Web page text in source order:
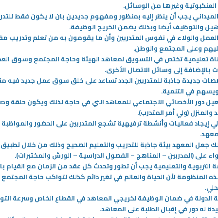
العامة للتعليم التطبيقي
تعزيز التوافق بين
ومعاهدها واحتياجات
وخلق فرص عمل تتناسب
والتدريب منذ تأسيسها في عام 1982م
كمؤسسة تعليمية على تسخير كافة
الإمكانيات لتهيئة البيئة المناسبة
-
المزيد
وغيرها من الوسائل.
يجب أن ينظر إليه بمنظور ومفهوم جديدين بان لا يكون فقط
والتوظيف أيضا وبذلك يضمن الخريج الوظيفة.
والولاء في نفوس المتدربين وأن ما يقومون به من تعلم وتدريب
وعلى المجتمع والوطن.
تعليمية تختص في التسويق لمعاهد الهيئة وحاجة المجتمع وسوق
بالإضافة إلى وسائل الاتصال الأخرى.
جديدة جاذبة للمتدربين الجدد تساعد على خلق سوق عمل جديد فيه
في التنمية.
دور الأخصائي الاجتماعي للمعاهد التي في حاجة لذلك ويكون حلقة
والمنزل (ولي أمر المتدرب).
إيجاد فعاليات وأنشطة ترفيهية تشجع المتدربين على الحضور
.
جعل المعهد بيئة جاذبة للتدريب والتعليم الصحيح وذلك من خلال تطبيق
على (المدربين – المناهج – الفصول الدراسية – الورش والمختبرات).
التربوية والتعليمية يجب أن تطور وتحدث كل عقد من الزمان مع القيام
المنظومة لأن الحياة والعالم في تغير دائم كذلك لتواكب حاجة
.
في ضمان الوظيفة لخريجي المعاهد في القطاع الخاص وسرعة
له دور في إقبال الطلبة على المعاهد.